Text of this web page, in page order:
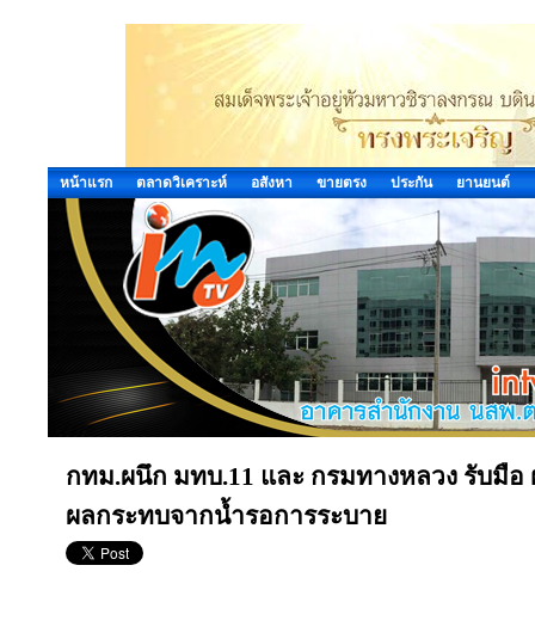
หน้าแรก ตลาดวิเคราะห์ อสังหา ขายตรง ประกัน ยานยนต์
กทม.ผนึก มทบ.11 และ กรมทางหลวง รับมือ
ผลกระทบจากน้ำรอการระบาย